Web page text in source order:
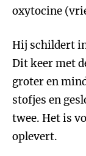
oxytocine
Hij schildert
Dit keer met
groter en
stofjes en
twee. Het is
oplevert.